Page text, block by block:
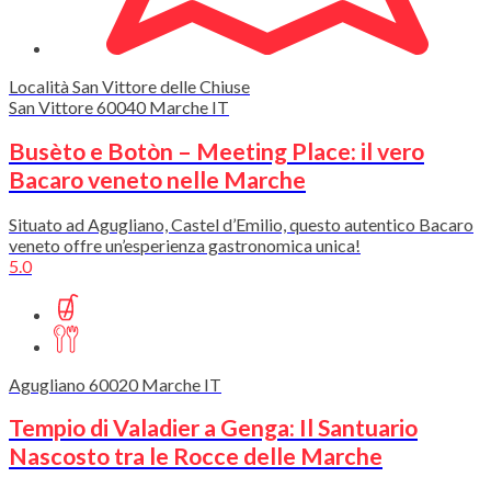
Località San Vittore delle Chiuse
San Vittore60040 Marche IT
Busèto e Botòn – Meeting Place: il vero
Bacaro veneto nelle Marche
Situato ad Agugliano, Castel d’Emilio, questo autentico Bacaro
veneto offre un’esperienza gastronomica unica!
5.0
Agugliano 60020 Marche IT
Tempio di Valadier a Genga: Il Santuario
Nascosto tra le Rocce delle Marche